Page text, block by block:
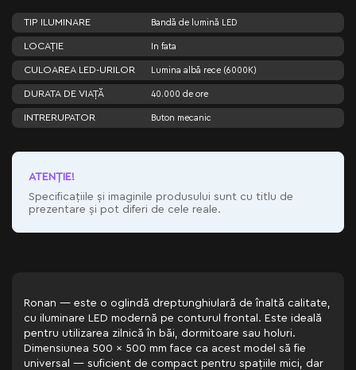
TIP ILUMINARE Bandă de lumină LED
LOCAȚIE In fata
CULOAREA LED-URILOR Lumina albă rece (6000K)
DURATA DE VIAȚĂ 40.000 de ore
INTRERUPATOR Buton mecanic
ATENŢIE!
Specificațiile și imaginile produsului sunt cu titlu de
prezentare și pot diferi de cele reale.
Ronan — este o oglindă dreptunghiulară de înaltă calitate,
cu iluminare LED modernă pe conturul frontal. Este ideală
pentru utilizarea zilnică în băi, dormitoare sau holuri.
Dimensiunea 500 x 500 mm face ca acest model să fie
universal — suficient de compact pentru spațiile mici, dar